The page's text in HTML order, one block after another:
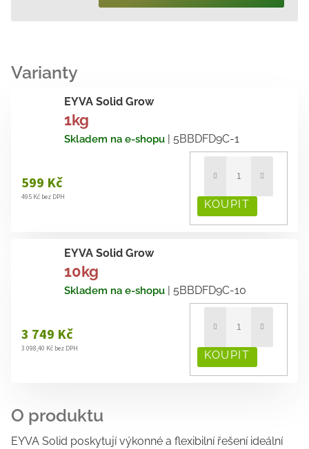
cena:
EYVA Solid Grow
1kg
Skladem na e-shopu | 5BBDFD9C-1
599 Kč
495 Kč bez DPH
EYVA Solid Grow
10kg
Skladem na e-shopu | 5BBDFD9C-10
3 749 Kč
3 098,40 Kč bez DPH
EYVA Solid poskytují výkonné a flexibilní řešení ideální